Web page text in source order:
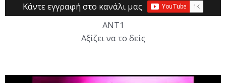
Κάντε εγγραφή στο κανάλι μας
ΑΝΤ1
Αξίζει να το δείς